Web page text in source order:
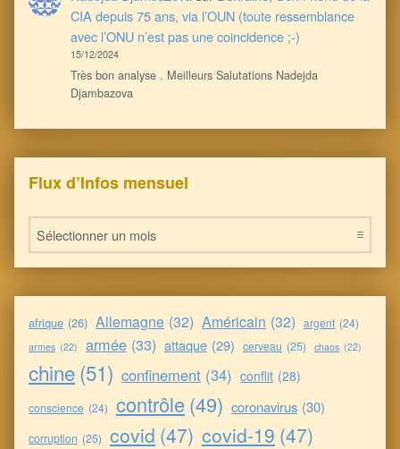
CIA depuis 75 ans, via l’OUN (toute ressemblance
avec l’ONU n’est pas une coincidence ;-)
15/12/2024
Très bon analyse . Meilleurs Salutations Nadejda
Djambazova
Flux d’Infos mensuel
Flux d’Infos mensuel
afrique (26) Allemagne (32) Américain (32) argent (24)
armes (22) armée (33) attaque (29) cerveau (25) chaos (22)
chine(51) confinement (34) conflit (28)
conscience (24) contrôle (49) coronavirus (30)
corruption (25) covid (47) covid-19 (47)